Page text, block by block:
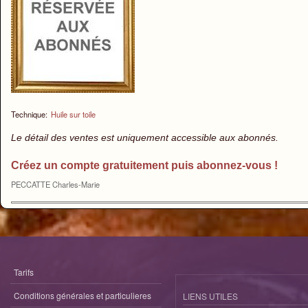
Technique: Huile sur toile
Le détail des ventes est uniquement accessible aux abonnés.
Créez un compte gratuitement puis abonnez-vous !
PECCATTE Charles-Marie
Tarifs
Conditions générales et particulieres LIENS UTILES